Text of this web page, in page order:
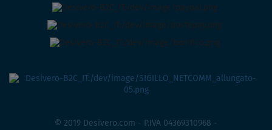
© 2019 Desivero.com - P.IVA 04369310968 -